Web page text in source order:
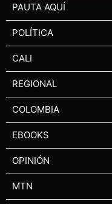
PAUTA AQUÍ
POLÍTICA
CALI
REGIONAL
COLOMBIA
EBOOKS
OPINIÓN
MTN